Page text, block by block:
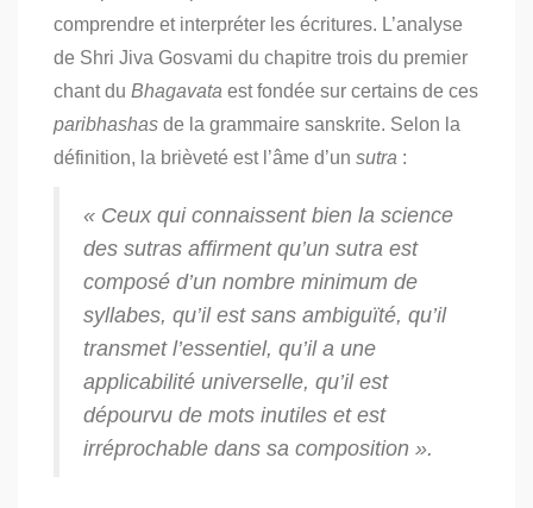
comprendre et interpréter les écritures. L’analyse
de Shri Jiva Gosvami du chapitre trois du premier
chant du Bhagavata est fondée sur certains de ces
paribhashas de la grammaire sanskrite. Selon la
définition, la brièveté est l’âme d’un sutra :
« Ceux qui connaissent bien la science
des sutras affirment qu’un sutra est
composé d’un nombre minimum de
syllabes, qu’il est sans ambiguïté, qu’il
transmet l’essentiel, qu’il a une
applicabilité universelle, qu’il est
dépourvu de mots inutiles et est
irréprochable dans sa composition ».